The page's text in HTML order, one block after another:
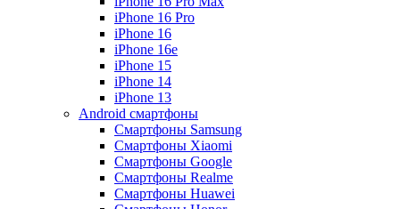
iPhone 16 Pro
iPhone 16
iPhone 16e
iPhone 15
iPhone 14
iPhone 13
Android cмартфоны
Смартфоны Samsung
Смартфоны Xiaomi
Смартфоны Google
Смартфоны Realme
Смартфоны Huawei